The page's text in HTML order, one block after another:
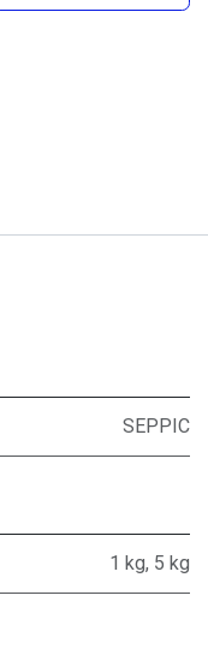
SEPPIC
1 kg, 5 kg